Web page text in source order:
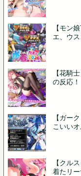
【モン
エ、ウ
【花騎
の反応！
【ガー
こいい
【クル
着たリー